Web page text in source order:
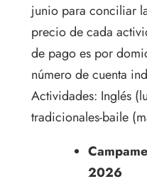
junio para conciliar
precio de cada
de pago es por
número de cuenta
Actividades: Inglés
tradicionales-baile
2026